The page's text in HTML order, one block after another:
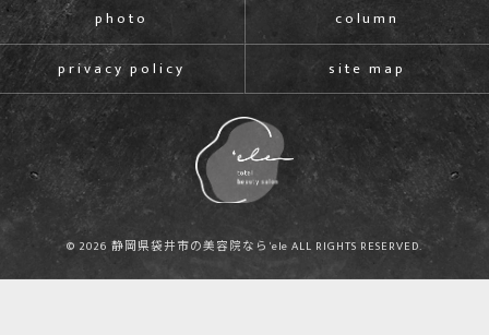
photo column
privacy policy site map
© 2026 静岡県袋井市の美容院なら'ele ALL RIGHTS RESERVED.